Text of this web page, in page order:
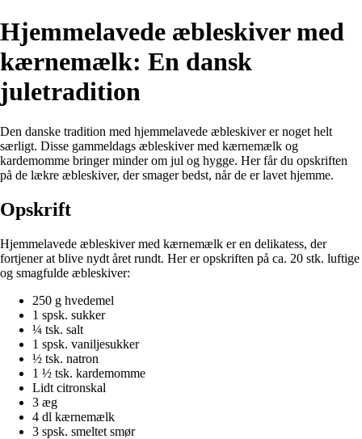
Hjemmelavede æbleskiver med
kærnemælk: En dansk
juletradition
Den danske tradition med hjemmelavede æbleskiver er noget helt
særligt. Disse gammeldags æbleskiver med kærnemælk og
kardemomme bringer minder om jul og hygge. Her får du opskriften
på de lækre æbleskiver, der smager bedst, når de er lavet hjemme.
Opskrift
Hjemmelavede æbleskiver med kærnemælk er en delikatess, der
fortjener at blive nydt året rundt. Her er opskriften på ca. 20 stk. luftige
og smagfulde æbleskiver:
250 g hvedemel
1 spsk. sukker
¼ tsk. salt
1 spsk. vaniljesukker
½ tsk. natron
1 ½ tsk. kardemomme
Lidt citronskal
3 æg
4 dl kærnemælk
3 spsk. smeltet smør